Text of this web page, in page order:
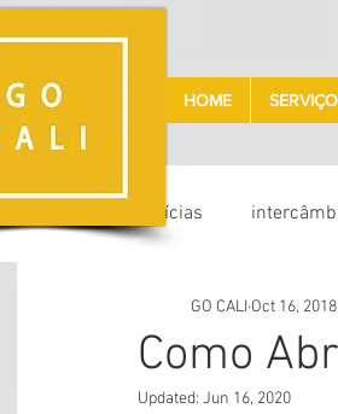
HOME
notícias
Como
GO CALI Oct 16, 2018
Updated: Jun 16, 2020